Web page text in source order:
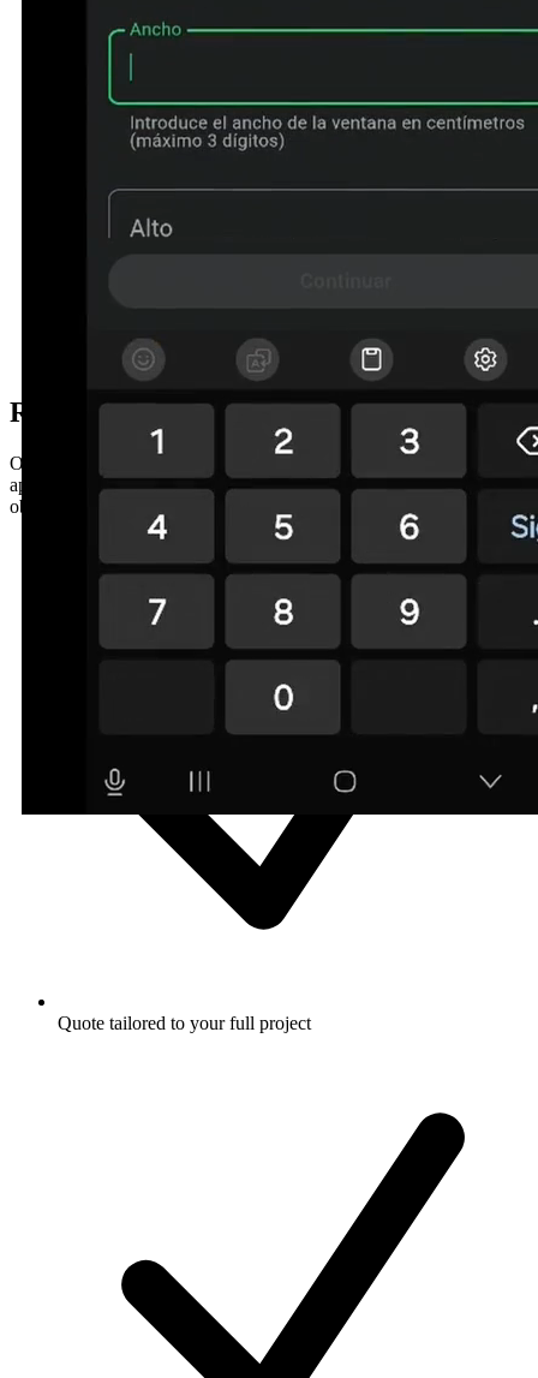
Request your quote viaWhatsApp
Our virtual assistant is available 24/7. Just send a few photos and
approximate measurements and we'll give you a quick, no-
obligation quote.
Quote tailored to your full project